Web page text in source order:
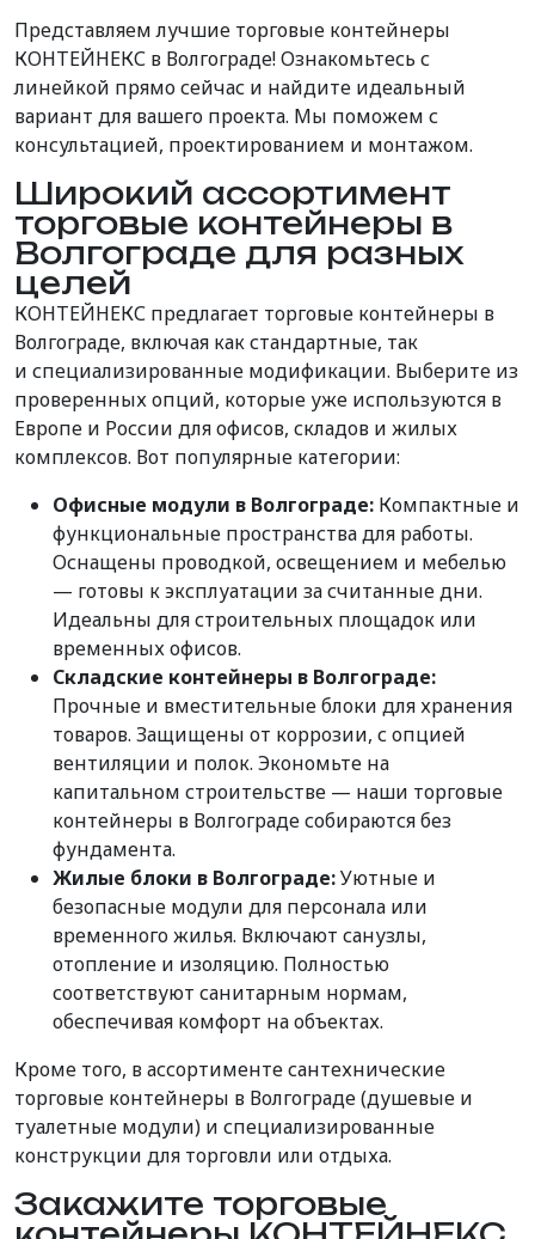
Представляем лучшие торговые контейнеры
КОНТЕЙНЕКС в Волгограде! Ознакомьтесь с
линейкой прямо сейчас и найдите идеальный
вариант для вашего проекта. Мы поможем с
консультацией, проектированием и монтажом.
Широкий ассортимент
торговые контейнеры в
Волгограде для разных
целей
КОНТЕЙНЕКС предлагает торговые контейнеры в
Волгограде, включая как стандартные, так
и специализированные модификации. Выберите из
проверенных опций, которые уже используются в
Европе и России для офисов, складов и жилых
комплексов. Вот популярные категории:
Офисные модули в Волгограде: Компактные и
функциональные пространства для работы.
Оснащены проводкой, освещением и мебелью
— готовы к эксплуатации за считанные дни.
Идеальны для строительных площадок или
временных офисов.
Складские контейнеры в Волгограде:
Прочные и вместительные блоки для хранения
товаров. Защищены от коррозии, с опцией
вентиляции и полок. Экономьте на
капитальном строительстве — наши торговые
контейнеры в Волгограде собираются без
фундамента.
Жилые блоки в Волгограде:Уютные и
безопасные модули для персонала или
временного жилья. Включают санузлы,
отопление и изоляцию. Полностью
соответствуют санитарным нормам,
обеспечивая комфорт на объектах.
Кроме того, в ассортименте сантехнические
торговые контейнеры в Волгограде (душевые и
туалетные модули) и специализированные
конструкции для торговли или отдыха.
Закажите торговые